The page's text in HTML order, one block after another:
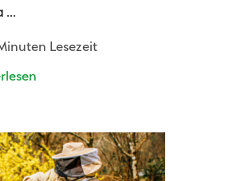
...
Lesezeit